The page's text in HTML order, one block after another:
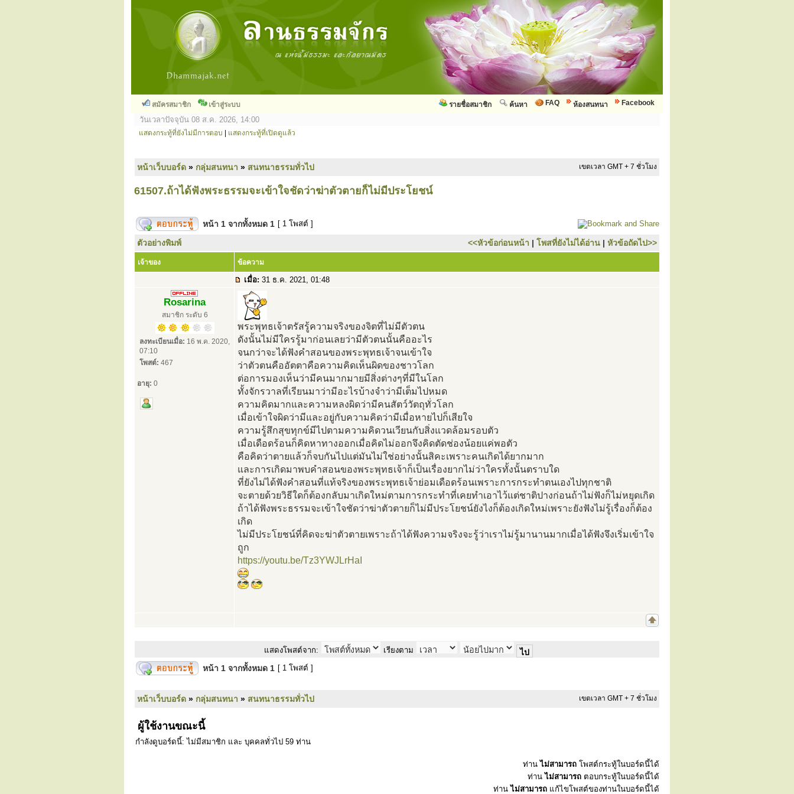
สมัครสมาชิก เข้าสู่ระบบ Facebook
ห้องสนทนา
FAQ
ค้นหา
รายชื่อสมาชิก
วันเวลาปัจจุบัน 08 ส.ค. 2026, 14:00
แสดงกระทู้ที่ยังไม่มีการตอบ แสดงกระทู้ที่เปิดดูแล้ว
หน้าเว็บบอร์ด » กลุ่มสนทนา » สนทนาธรรมทั่วไป เขตเวลา GMT + 7 ชั่วโมง
61507.ถ้าได้ฟังพระธรรมจะเข้าใจชัดว่าฆ่าตัวตายก็ไม่มีประโยชน์
หน้า 1 จากทั้งหมด 1 [ 1 โพสต์ ]
ตัวอย่างพิมพ์ <<หัวข้อก่อนหน้า | โพสที่ยังไม่ได้อ่าน | หัวข้อถัดไป>>
เจ้าของ ข้อความ
เมื่อ: 31 ธ.ค. 2021, 01:48
Rosarina
สมาชิก ระดับ 6
ลงทะเบียนเมื่อ: 16 พ.ค. 2020,
07:10
โพสต์: 467
อายุ: 0
พระพุทธเจ้าตรัสรู้ความจริงของจิตที่ไม่มีตัวตน
ดังนั้นไม่มีใครรู้มาก่อนเลยว่ามีตัวตนนั้นคืออะไร
จนกว่าจะได้ฟังคำสอนของพระพุทธเจ้าจนเข้าใจ
ว่าตัวตนคืออัตตาคือความคิดเห็นผิดของชาวโลก
ต่อการมองเห็นว่ามีคนมากมายมีสิ่งต่างๆที่มีในโลก
ทั้งจักรวาลที่เรียนมาว่ามีอะไรบ้างจำว่ามีเต็มไปหมด
ความคิดมากและความหลงผิดว่ามีคนสัตว์วัตถุทั่วโลก
เมื่อเข้าใจผิดว่ามีและอยู่กับความคิดว่ามีเมื่อหายไปก็เสียใจ
ความรู้สึกสุขทุกข์มีไปตามความคิดวนเวียนกับสิ่งแวดล้อมรอบตัว
เมื่อเดือดร้อนก็คิดหาทางออกเมื่อคิดไม่ออกจึงคิดตัดช่องน้อยแค่พอตัว
คือคิดว่าตายแล้วก็จบกันไปแต่มันไม่ใช่อย่างนั้นสิคะเพราะคนเกิดได้ยากมาก
และการเกิดมาพบคำสอนของพระพุทธเจ้าก็เป็นเรื่องยากไม่ว่าใครทั้งนั้นตราบใด
ที่ยังไม่ได้ฟังคำสอนที่แท้จริงของพระพุทธเจ้าย่อมเดือดร้อนเพราะการกระทำตนเองไปทุกชาติ
จะตายด้วยวิธีใดก็ต้องกลับมาเกิดใหม่ตามการกระทำที่เคยทำเอาไว้แต่ชาติปางก่อนถ้าไม่ฟังก็ไม่หยุดเกิด
ถ้าได้ฟังพระธรรมจะเข้าใจชัดว่าฆ่าตัวตายก็ไม่มีประโยชน์ยังไงก็ต้องเกิดใหม่เพราะยังฟังไม่รู้เรื่องก็ต้อง
เกิด
ไม่มีประโยชน์ที่คิดจะฆ่าตัวตายเพราะถ้าได้ฟังความจริงจะรู้ว่าเราไม่รู้มานานมากเมื่อได้ฟังจึงเริ่มเข้าใจ
ถูก
https://youtu.be/Tz3YWJLrHaI
แสดงโพสต์จาก: เรียงตาม
หน้า 1 จากทั้งหมด 1 [ 1 โพสต์ ]
หน้าเว็บบอร์ด » กลุ่มสนทนา » สนทนาธรรมทั่วไป เขตเวลา GMT + 7 ชั่วโมง
ผู้ใช้งานขณะนี้
กำลังดูบอร์ดนี้: ไม่มีสมาชิก และ บุคคลทั่วไป 59 ท่าน
ท่านไม่สามารถ โพสต์กระทู้ในบอร์ดนี้ได้
ท่านไม่สามารถ ตอบกระทู้ในบอร์ดนี้ได้
ท่านไม่สามารถ แก้ไขโพสต์ของท่านในบอร์ดนี้ได้